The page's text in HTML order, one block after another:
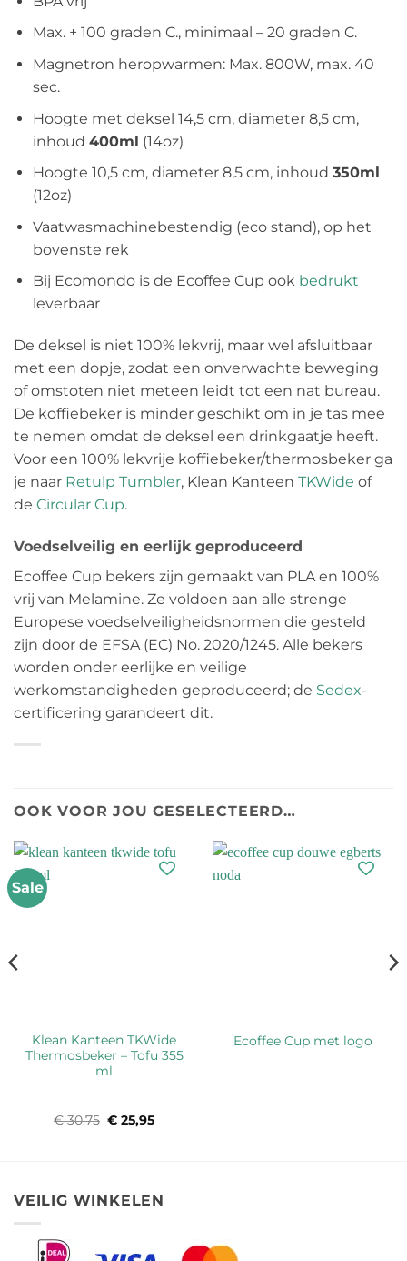
Max. + 100 graden C., minimaal – 20 graden C.
Magnetron heropwarmen: Max. 800W, max. 40
sec.
Hoogte met deksel 14,5 cm, diameter 8,5 cm,
inhoud 400ml (14oz)
Hoogte 10,5 cm, diameter 8,5 cm, inhoud 350ml
(12oz)
Vaatwasmachinebestendig (eco stand), op het
bovenste rek
Bij Ecomondo is de Ecoffee Cup ook bedrukt
leverbaar
De deksel is niet 100% lekvrij, maar wel afsluitbaar
met een dopje, zodat een onverwachte beweging
of omstoten niet meteen leidt tot een nat bureau.
De koffiebeker is minder geschikt om in je tas mee
te nemen omdat de deksel een drinkgaatje heeft.
Voor een 100% lekvrije koffiebeker/thermosbeker ga
je naar Retulp Tumbler, Klean Kanteen TKWide of
de Circular Cup.
Voedselveilig en eerlijk geproduceerd
Ecoffee Cup bekers zijn gemaakt van PLA en 100%
vrij van Melamine. Ze voldoen aan alle strenge
Europese voedselveiligheidsnormen die gesteld
zijn door de EFSA (EC) No. 2020/1245. Alle bekers
worden onder eerlijke en veilige
werkomstandigheden geproduceerd; de Sedex-
certificering garandeert dit.
OOK VOOR JOU GESELECTEERD…
Sale
Klean Kanteen TKWide
Thermosbeker – Tofu 355
ml
€30,75 Oorspronkelijke
€ 25,95
Ecoffee Cup met logo
VEILIG WINKELEN